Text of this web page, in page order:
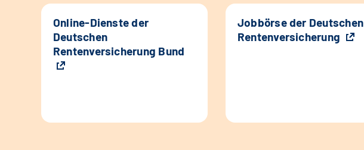
Online-Dienste der
Deutschen
Rentenversicherung Bund
Jobbörse der Deutschen
Rentenversicherung